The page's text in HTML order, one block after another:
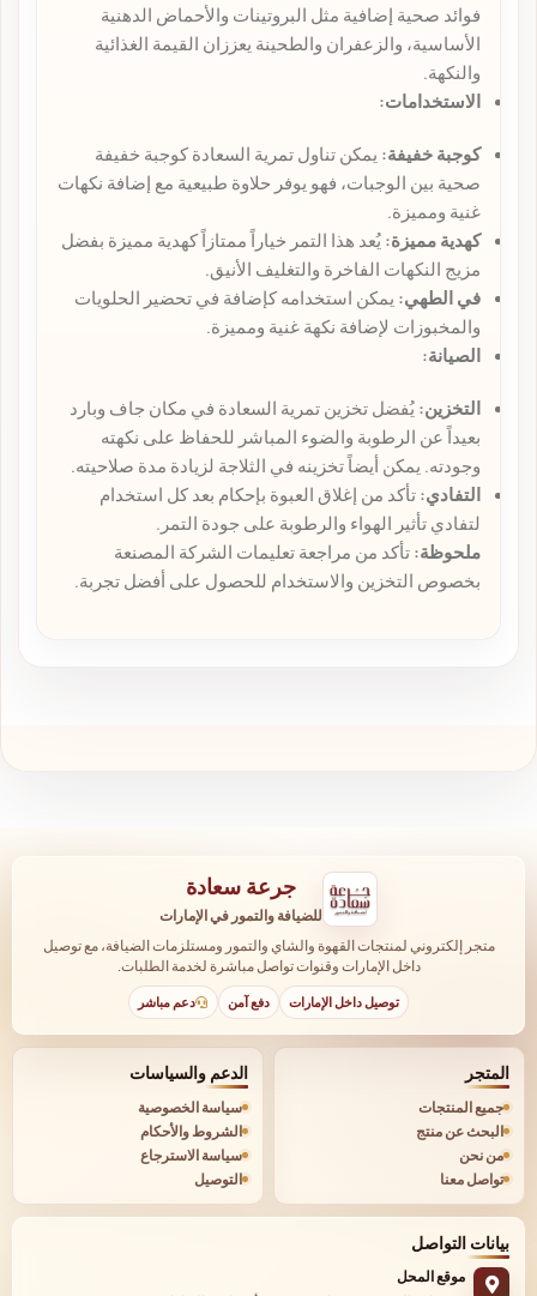
فوائد صحية إضافية مثل البروتينات والأحماض الدهنية
الأساسية، والزعفران والطحينة يعززان القيمة الغذائية
والنكهة.
الاستخدامات:
كوجبة خفيفة: يمكن تناول تمرية السعادة كوجبة خفيفة
صحية بين الوجبات، فهو يوفر حلاوة طبيعية مع إضافة نكهات
غنية ومميزة.
كهدية مميزة:يُعد هذا التمر خياراً ممتازاً كهدية مميزة بفضل
مزيج النكهات الفاخرة والتغليف الأنيق.
في الطهي: يمكن استخدامه كإضافة في تحضير الحلويات
والمخبوزات لإضافة نكهة غنية ومميزة.
الصيانة:
التخزين:يُفضل تخزين تمرية السعادة في مكان جاف وبارد
بعيداً عن الرطوبة والضوء المباشر للحفاظ على نكهته
وجودته. يمكن أيضاً تخزينه في الثلاجة لزيادة مدة صلاحيته.
التفادي:تأكد من إغلاق العبوة بإحكام بعد كل استخدام
لتفادي تأثير الهواء والرطوبة على جودة التمر.
ملحوظة:تأكد من مراجعة تعليمات الشركة المصنعة
بخصوص التخزين والاستخدام للحصول على أفضل تجربة.
جرعة سعادة
للضيافة والتمور في الإمارات
متجر إلكتروني لمنتجات القهوة والشاي والتمور ومستلزمات الضيافة، مع توصيل
داخل الإمارات وقنوات تواصل مباشرة لخدمة الطلبات.
توصيل داخل الإمارات دفع آمن دعم مباشر
المتجر
جميع المنتجات
البحث عن منتج
من نحن
تواصل معنا
الدعم والسياسات
سياسة الخصوصية
الشروط والأحكام
سياسة الاسترجاع
التوصيل
بيانات التواصل
موقع المحل